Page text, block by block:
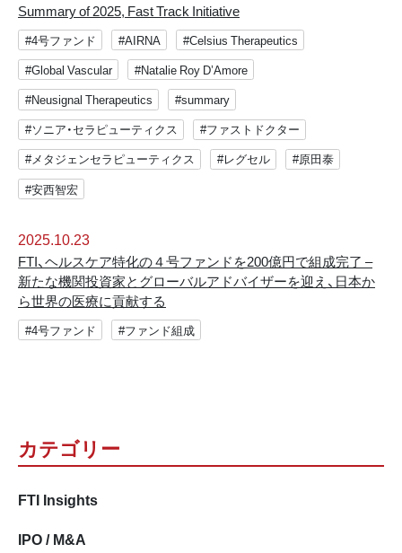
カテゴリー
FTI Insights
IPO / M&A
Summary of 2025, Fast Track Initiative
#4号ファンド #AIRNA
#Celsius Therapeutics
#Global Vascular
#Natalie Roy D’Amore
#Neusignal Therapeutics
#summary
#ソニア・セラピューティクス
#ファストドクター
#メタジェンセラピューティクス
#レグセル
#原田泰
#安西智宏
2025.10.23
FTI、ヘルスケア特化の４号ファンドを200億円で組成完了 –
新たな機関投資家とグローバルアドバイザーを迎え、日本か
ら世界の医療に貢献する
#4号ファンド #ファンド組成